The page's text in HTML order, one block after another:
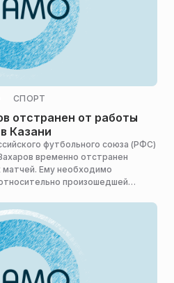
СПОРТ
отстранен от работы
Казани
футбольного союза (РФС)
временно отстранен
Ему необходимо
произошедшей